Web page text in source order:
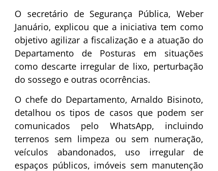
O secretário de Segurança Pública, Weber
Januário, explicou que a iniciativa tem como
objetivo agilizar a fiscalização e a atuação do
Departamento de Posturas em situações
como descarte irregular de lixo, perturbação
do sossego e outras ocorrências.
O chefe do Departamento, Arnaldo Bisinoto,
detalhou os tipos de casos que podem ser
comunicados pelo WhatsApp, incluindo
terrenos sem limpeza ou sem numeração,
veículos abandonados, uso irregular de
espaços públicos, imóveis sem manutenção